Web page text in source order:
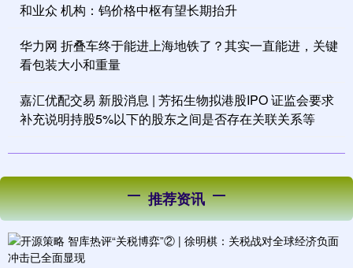
和业众 机构：钨价格中枢有望长期抬升
华力网 折叠车终于能进上海地铁了？其实一直能进，关键
看包装大小和重量
嘉汇优配交易 新股消息 | 芳拓生物拟港股IPO 证监会要求
补充说明持股5%以下的股东之间是否存在关联关系等
推荐资讯